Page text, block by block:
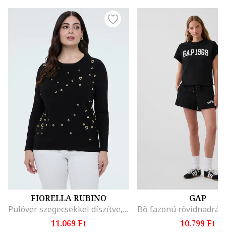
FIORELLA RUBINO
Pulóver szegecsekkel díszítve, Fekete
11.069 Ft
GAP
10.799 Ft